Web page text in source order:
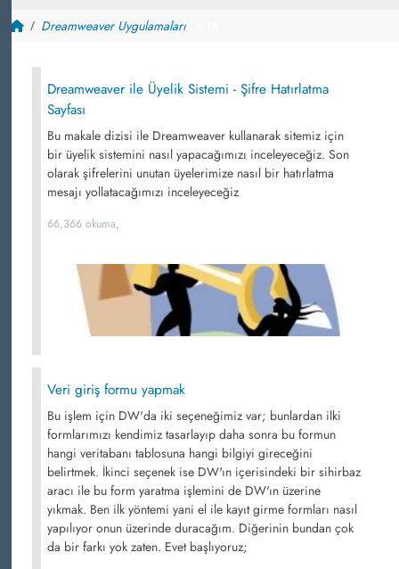
Dreamweaver Uygulamaları
Dreamweaver ile Üyelik Sistemi - Şifre Hatırlatma
Sayfası
Bu makale dizisi ile Dreamweaver kullanarak sitemiz için
bir üyelik sistemini nasıl yapacağımızı inceleyeceğiz. Son
olarak şifrelerini unutan üyelerimize nasıl bir hatırlatma
mesajı yollatacağımızı inceleyeceğiz
66,366 okuma,
Veri giriş formu yapmak
Bu işlem için DW'da iki seçeneğimiz var; bunlardan ilki
formlarımızı kendimiz tasarlayıp daha sonra bu formun
hangi veritabanı tablosuna hangi bilgiyi gireceğini
belirtmek. İkinci seçenek ise DW'ın içerisindeki bir sihirbaz
aracı ile bu form yaratma işlemini de DW'ın üzerine
yıkmak. Ben ilk yöntemi yani el ile kayıt girme formları nasıl
yapılıyor onun üzerinde duracağım. Diğerinin bundan çok
da bir farkı yok zaten. Evet başlıyoruz;